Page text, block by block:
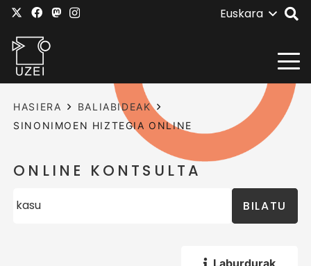
Euskara
HASIERA
BALIABIDEAK
SINONIMOEN HIZTEGIA ONLINE
ONLINE KONTSULTA
BILATU
Laburdurak